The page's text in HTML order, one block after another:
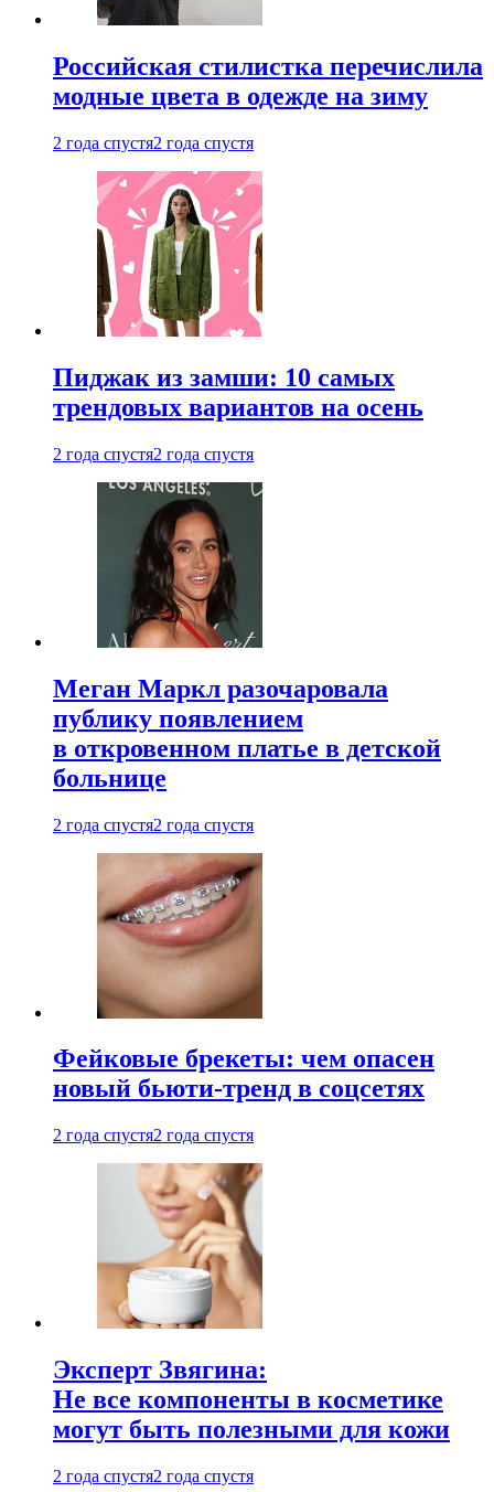
Российская стилистка перечислила
модные цвета в одежде на зиму
2 года спустя2 года спустя
Пиджак из замши: 10 самых
трендовых вариантов на осень
2 года спустя2 года спустя
Меган Маркл разочаровала
публику появлением
в откровенном платье в детской
больнице
2 года спустя2 года спустя
Фейковые брекеты: чем опасен
новый бьюти-тренд в соцсетях
2 года спустя2 года спустя
Эксперт Звягина:
Не все компоненты в косметике
могут быть полезными для кожи
2 года спустя2 года спустя